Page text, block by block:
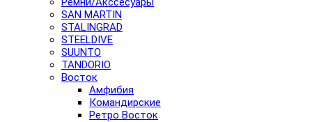
SAN MARTIN
STALINGRAD
STEELDIVE
SUUNTO
TANDORIO
Восток
Амфибия
Командирские
Ретро Восток